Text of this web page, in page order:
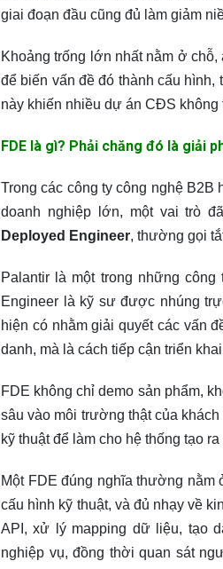
giai đoạn đầu cũng đủ làm giảm
Khoảng trống lớn nhất nằm ở
để biến vấn đề đó thành cấu
này khiến nhiều dự án CĐS không
FDE là gì? Phải chăng đó là giải
Trong các công ty công nghệ
doanh nghiệp lớn, một vai trò
Deployed Engineer, thường gọi
Palantir là một trong những
Engineer là kỹ sư được nhúng
hiện có nhằm giải quyết các vấn
danh, mà là cách tiếp cận triển
FDE không chỉ demo sản phẩm,
sâu vào môi trường thật của
kỹ thuật để làm cho hệ thống tạo ra
Một FDE đúng nghĩa thường
cấu hình kỹ thuật, và đủ nhạy về
API, xử lý mapping dữ liệu, tạo
nghiệp vụ, đồng thời quan sát